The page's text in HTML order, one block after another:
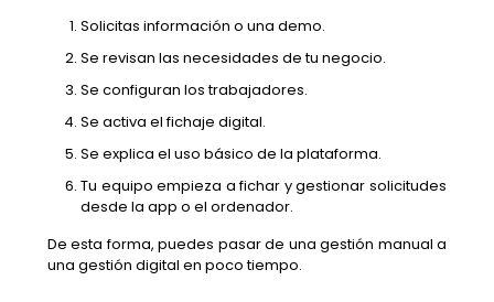
Solicitas información o una demo.
Se revisan las necesidades de tu negocio.
Se configuran los trabajadores.
Se activa el fichaje digital.
Se explica el uso básico de la plataforma.
Tu equipo empieza a fichar y gestionar solicitudes
desde la app o el ordenador.
De esta forma, puedes pasar de una gestión manual a
una gestión digital en poco tiempo.